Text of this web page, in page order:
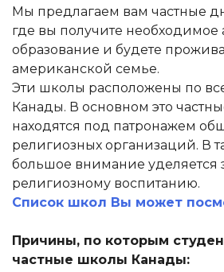
Мы предлагаем вам частные
где вы получите необходимое
образование и будете
американской семье.
Эти школы расположены по
Канады. В основном это
находятся под патронажем
религиозных организаций. В
большое внимание уделяется
религиозному воспитанию.
Список школ Вы может
Причины, по которым
частные школы Канады: